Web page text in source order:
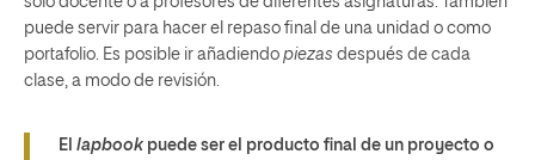
puede servir para hacer el repaso final de una unidad o como
portafolio. Es posible ir añadiendo piezas después de cada
clase, a modo de revisión.
El lapbook puede ser el producto final de un proyecto o